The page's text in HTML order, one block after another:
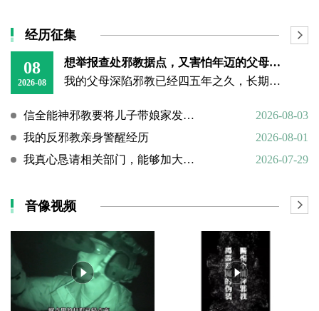
经历征集
08
2026-08
想举报查处邪教据点，又害怕年迈的父母心理难以承受
我的父母深陷邪教已经四五年之久，长期的洗脑已经深深困住他们的思想。昨日我回到老家，看见年迈双亲憔悴疲惫的模样，内心万分揪心难受。
信全能神邪教要将儿子带娘家发展成信徒
2026-08-03
我的反邪教亲身警醒经历
2026-08-01
我真心恳请相关部门，能够加大对“全能神”邪教的打击力度
2026-07-29
音像视频